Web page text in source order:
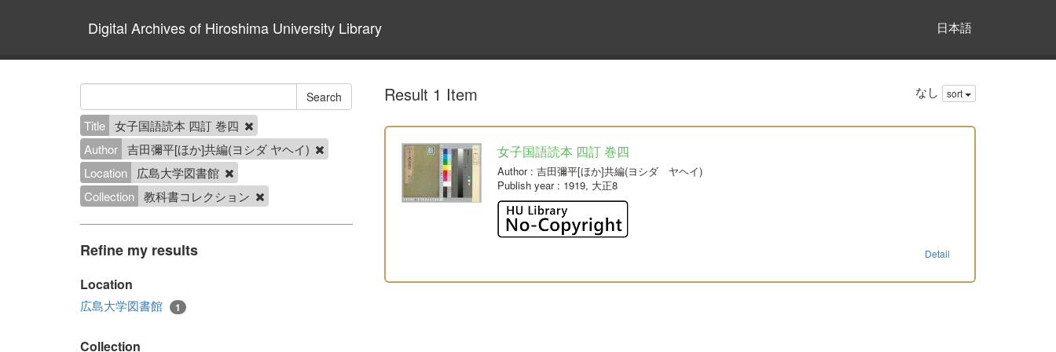
Digital Archives of Hiroshima University Library 日本語
Title 女子国語読本 四訂 巻四
Author 吉田彌平[ほか]共編(ヨシダ ヤヘイ)
Location
広島大学図書館
Collection 教科書コレクション
Refine my results
Location
広島大学図書館 1
Collection
Result 1 Item なし sort
女子国語読本 四訂 巻四
Author: 吉田彌平[ほか]共編(ヨシダ ヤヘイ)
Publish year: 1919, 大正8
Detail